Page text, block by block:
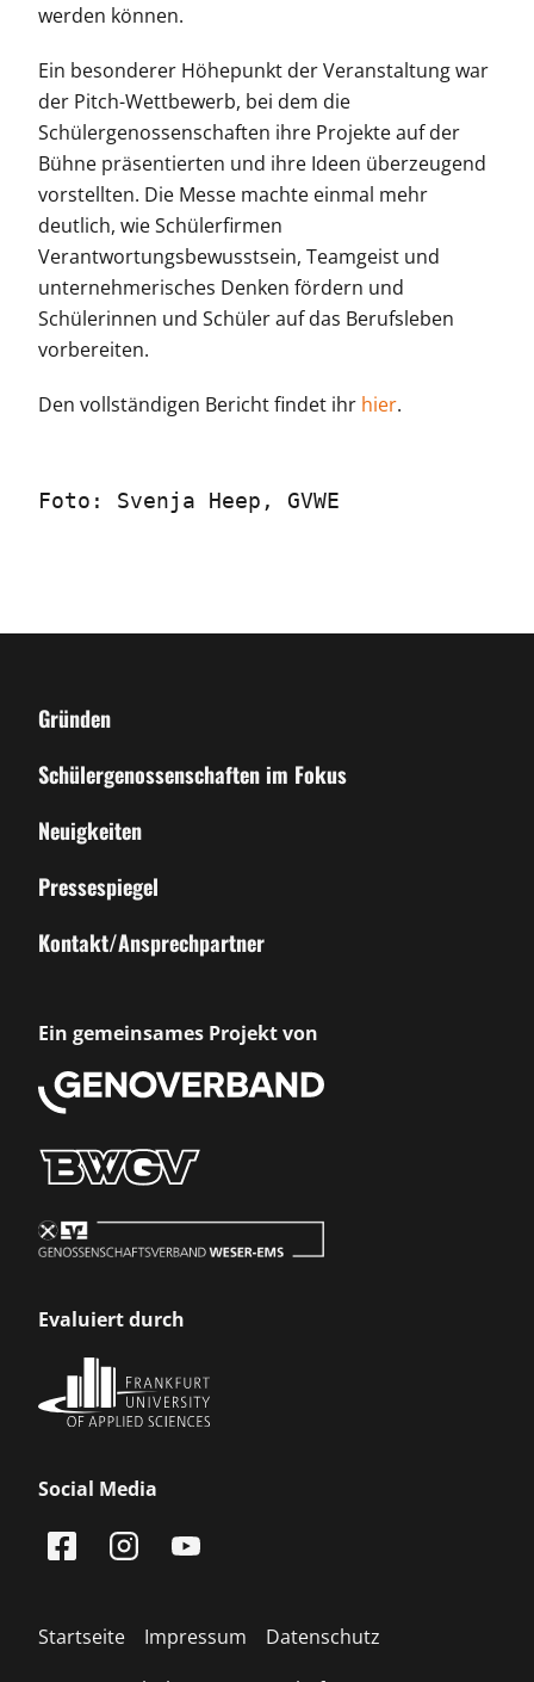
werden können.
Ein besonderer Höhepunkt der Veranstaltung war
der Pitch-Wettbewerb, bei dem die
Schülergenossenschaften ihre Projekte auf der
Bühne präsentierten und ihre Ideen überzeugend
vorstellten. Die Messe machte einmal mehr
deutlich, wie Schülerfirmen
Verantwortungsbewusstsein, Teamgeist und
unternehmerisches Denken fördern und
Schülerinnen und Schüler auf das Berufsleben
vorbereiten.
Den vollständigen Bericht findet ihr hier.
Foto: Svenja Heep, GVWE
Gründen
Schülergenossenschaften im Fokus
Neuigkeiten
Pressespiegel
Kontakt/Ansprechpartner
Ein gemeinsames Projekt von
Evaluiert durch
Social Media
Startseite Impressum
Datenschutz